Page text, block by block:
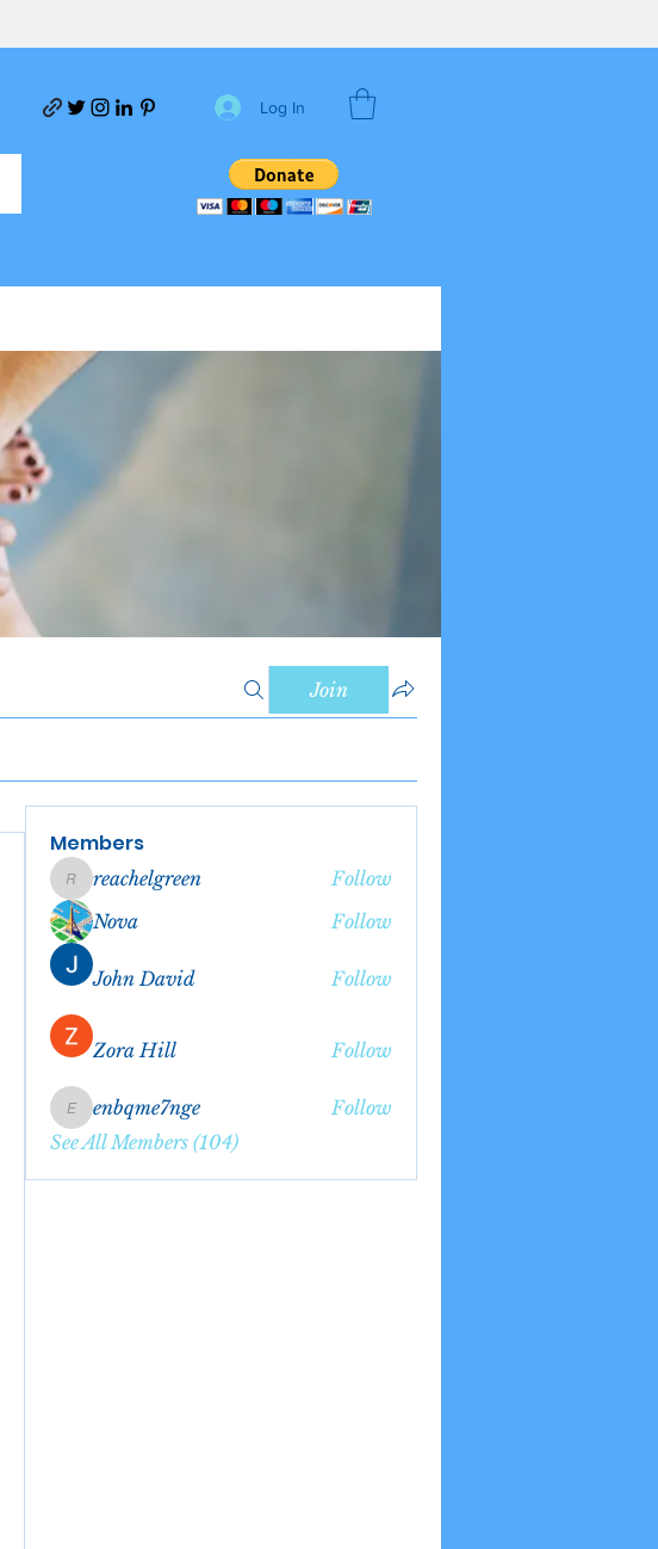
Log In
Join
Members
reachelgreen
reachelgreen
Follow
Nova
Follow
John David Follow
Zora Hill Follow
enbqme7nge
enbqme7nge
Follow
See All Members (104)